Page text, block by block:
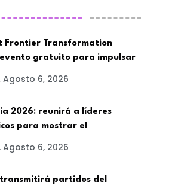
Frontier Transformation
evento gratuito para impulsar
Agosto 6, 2026
2026: reunirá a líderes
para mostrar el
Agosto 6, 2026
transmitirá partidos del